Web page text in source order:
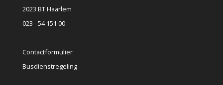
2023 BT Haarlem
023 - 54 151 00
Contactformulier
Busdienstregeling